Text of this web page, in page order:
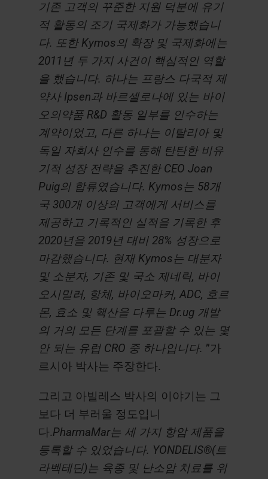
기존 고객의 꾸준한 지원 덕분에 유기
적 활동의 조기 국제화가 가능했습니
다. 또한 Kymos의 확장 및 국제화에는
2011년 두 가지 사건이 핵심적인 역할
을 했습니다. 하나는 프랑스 다국적 제
약사 Ipsen과 바르셀로나에 있는 바이
오의약품 R&D 활동 일부를 인수하는
계약이었고, 다른 하나는 이탈리아 및
독일 자회사 인수를 통해 탄탄한 비유
기적 성장 전략을 추진한 CEO Joan
Puig의 합류였습니다. Kymos는 58개
국 300개 이상의 고객에게 서비스를
제공하고 기록적인 실적을 기록한 후
2020년을 2019년 대비 28% 성장으로
마감했습니다. 현재 Kymos는 대분자
및 소분자, 기존 및 국소 제네릭, 바이
오시밀러, 항체, 바이오마커, ADC, 호르
몬, 효소 및 핵산을 다루는 Dr.ug 개발
의 거의 모든 단계를 포괄할 수 있는 몇
안 되는 유럽 CRO 중 하나입니다. ”가
르시아 박사는 주장한다.
그리고 아빌레스 박사의 이야기는 그
보다 더 부러울 정도입니
다.PharmaMar는 세 가지 항암 제품을
등록할 수 있었습니다. YONDELIS®(트
라벡테딘)는 육종 및 난소암 치료를 위